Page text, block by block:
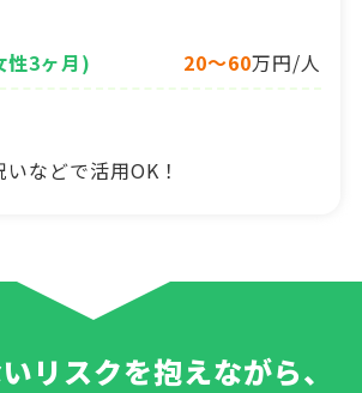
性3ヶ月)
20～60万円/人
などで活用OK！
リスクを抱えながら、